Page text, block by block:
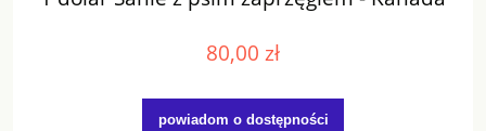
80,00 zł
powiadom o dostępności